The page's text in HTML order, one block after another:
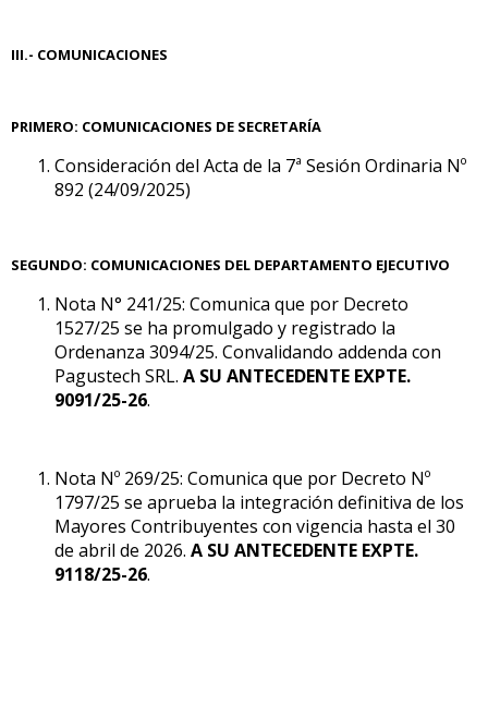
III.- COMUNICACIONES
PRIMERO: COMUNICACIONES DE SECRETARÍA
Consideración del Acta de la 7ª Sesión Ordinaria Nº
892 (24/09/2025)
SEGUNDO: COMUNICACIONES DEL DEPARTAMENTO EJECUTIVO
Nota N° 241/25: Comunica que por Decreto
1527/25 se ha promulgado y registrado la
Ordenanza 3094/25. Convalidando addenda con
Pagustech SRL. A SU ANTECEDENTE EXPTE.
9091/25-26.
Nota Nº 269/25: Comunica que por Decreto Nº
1797/25 se aprueba la integración definitiva de los
Mayores Contribuyentes con vigencia hasta el 30
de abril de 2026. A SU ANTECEDENTE EXPTE.
9118/25-26.